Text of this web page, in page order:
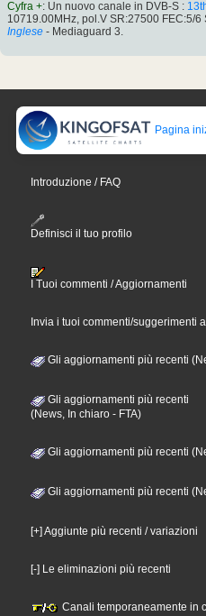
Cyfra +: Un nuovo canale in DVB-S :
10719.00MHz, pol.V SR:27500 FEC:5/6
Inglese - Mediaguard 3.
Pagina
Introduzione / FAQ
Definisci il tuo profilo
I Tuoi commenti / Aggiornamenti
Invia i tuoi commenti/suggerimenti
Gli aggiornamenti più recenti
Gli aggiornamenti più recenti
(News, In chiaro - FTA)
Gli aggiornamenti più recenti
Gli aggiornamenti più recenti
[+] Aggiunte più recenti / variazioni
[-] Le eliminazioni più recenti
Canali temporaneamente in